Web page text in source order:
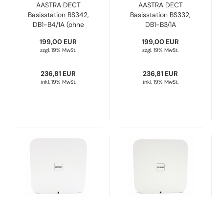
AASTRA DECT
Basisstation BS342,
DB1-B4/1A (ohne
80E00015AAA-A
Refurbished
199,00 EUR
zzgl. 19% MwSt.
236,81 EUR
inkl. 19% MwSt.
AASTRA DECT
Basisstation BS332,
DB1-B3/1A
Refurbished
199,00 EUR
zzgl. 19% MwSt.
236,81 EUR
inkl. 19% MwSt.